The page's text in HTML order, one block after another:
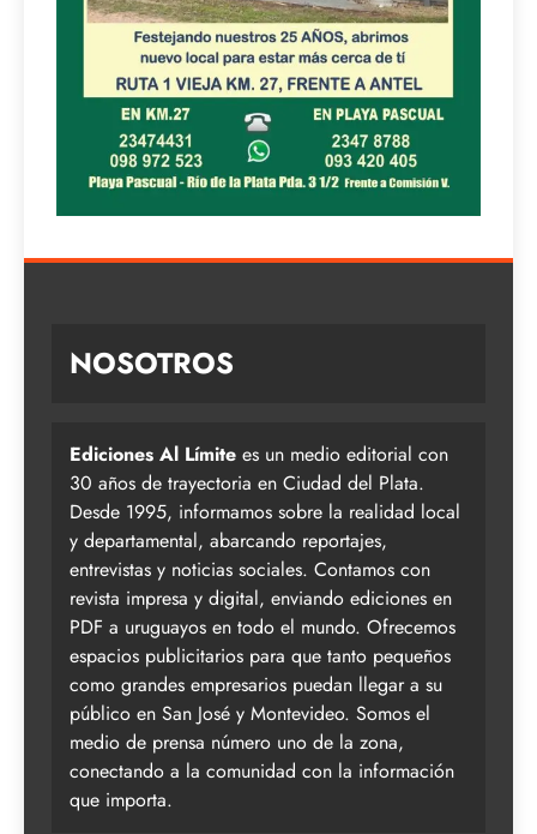
NOSOTROS
Ediciones Al Límite es un medio editorial con
30 años de trayectoria en Ciudad del Plata.
Desde 1995, informamos sobre la realidad local
y departamental, abarcando reportajes,
entrevistas y noticias sociales. Contamos con
revista impresa y digital, enviando ediciones en
PDF a uruguayos en todo el mundo. Ofrecemos
espacios publicitarios para que tanto pequeños
como grandes empresarios puedan llegar a su
público en San José y Montevideo. Somos el
medio de prensa número uno de la zona,
conectando a la comunidad con la información
que importa.